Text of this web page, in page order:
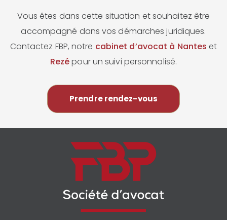
Vous êtes dans cette situation et souhaitez être
accompagné dans vos démarches juridiques.
Contactez FBP, notre cabinet d’avocat à Nantes et
Rezépour un suivi personnalisé.
Prendre rendez-vous